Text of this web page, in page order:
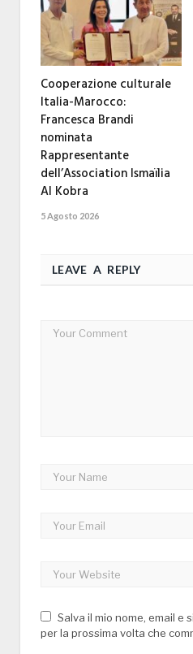
Cooperazione culturale
Italia-Marocco:
Francesca Brandi
nominata
Rappresentante
dell’Association Ismaïlia
Al Kobra
5 Agosto 2026
LEAVE A REPLY
Salva il mio nome, email e
per la prossima volta che